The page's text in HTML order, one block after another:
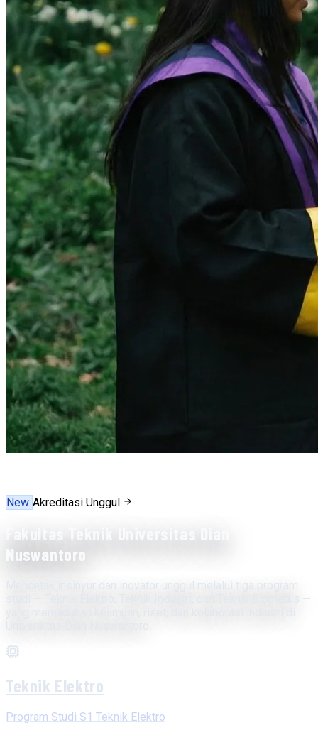
New Akreditasi Unggul
Fakultas Teknik Universitas Dian
Nuswantoro
Mencetak insinyur dan inovator unggul melalui tiga program
studi — Teknik Elektro, Teknik Industri, dan Teknik Biomedis —
Teknik Elektro
Program Studi S1 Teknik Elektro